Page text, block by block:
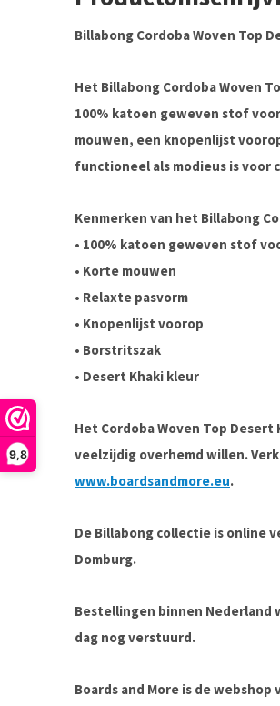
9,8
Billabong Cordoba Woven Top
Het Billabong Cordoba Woven
100% katoen geweven stof
mouwen, een knopenlijst
functioneel als modieus is
Kenmerken van het Billabong
• 100% katoen geweven stof
• Korte mouwen
• Relaxte pasvorm
• Knopenlijst voorop
• Borstritszak
• Desert Khaki kleur
Het Cordoba Woven Top Desert
veelzijdig overhemd willen.
www.boardsandmore.eu.
De Billabong collectie is online
Domburg.
Bestellingen binnen Nederland
dag nog verstuurd.
Boards and More is de